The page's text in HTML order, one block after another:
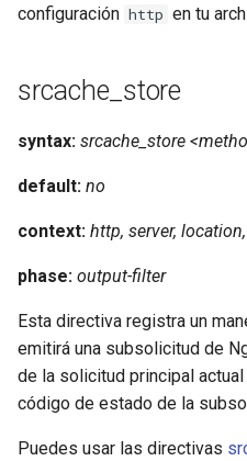
configuración http en tu
srcache_store
syntax: srcache_store
default: no
context: http, server,
phase: output-filter
Esta directiva registra un
emitirá una subsolicitud de
de la solicitud principal actual
código de estado de la
Puedes usar las directivas